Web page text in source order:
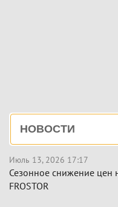
Боковая
панель
НОВОСТИ
Июль 13, 2026 17:17
Сезонное снижение цен
FROSTOR